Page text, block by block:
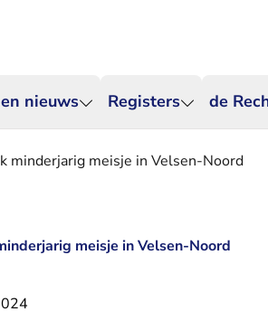
nieuws Registers de
minderjarig meisje in Velsen-Noord
meisje in Velsen-Noord